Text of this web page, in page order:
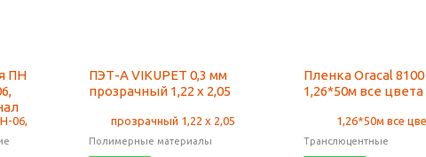
ПН
ПЭТ-А VIKUPET 0,3 мм
прозрачный 1,22 х 2,05
Полимерные материалы
Пленка Oracal 8100
1,26*50м все цвета
Транслюцентные